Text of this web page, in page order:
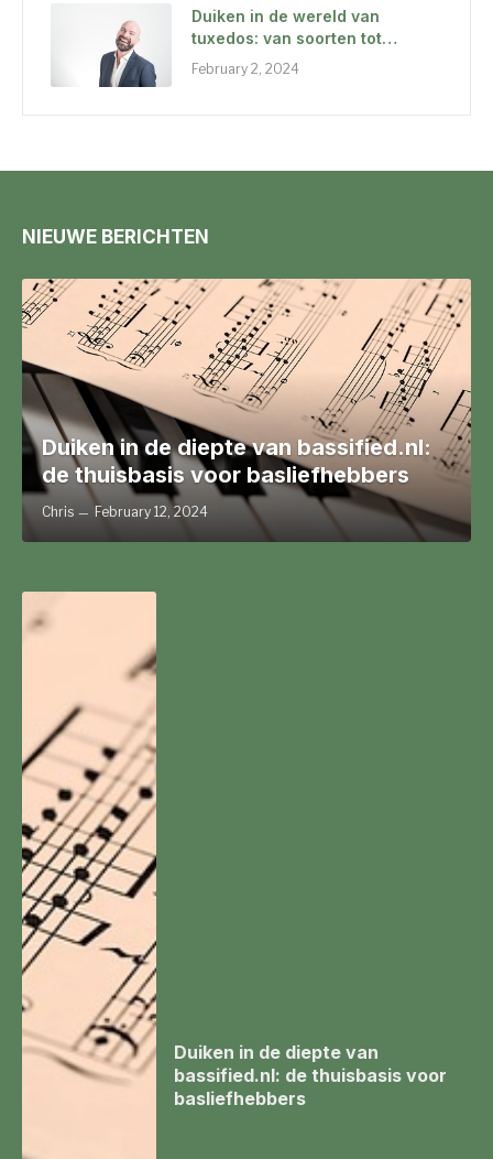
Duiken in de wereld van
tuxedos: van soorten tot
accessoires en van de juiste
manier van dragen tot hun
February 2, 2024
NIEUWE BERICHTEN
Duiken in de diepte van bassified.nl:
de thuisbasis voor basliefhebbers
Chris February 12, 2024
Duiken in de diepte van
bassified.nl: de thuisbasis voor
basliefhebbers